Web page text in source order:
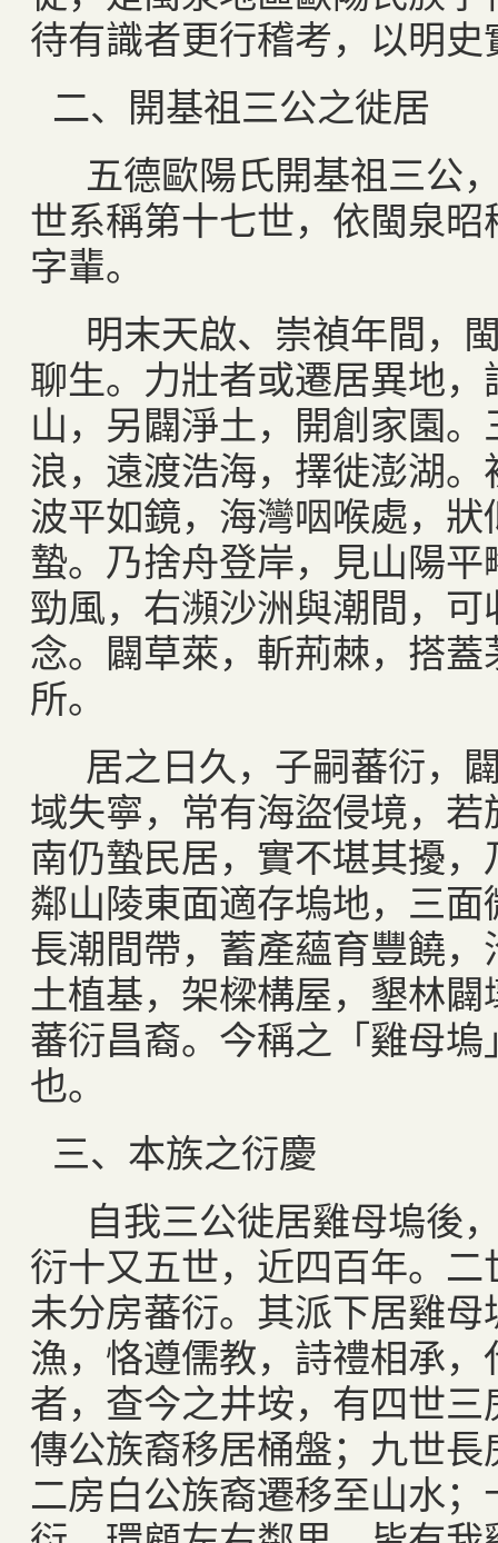
待有識者更行稽考，以明
二、開基祖三公之徙居
五德歐陽氏開基祖三公
世系稱第十七世，依閩泉
字輩。
明末天啟、崇禎年間，
聊生。力壯者或遷居異地
山，另闢淨土，開創家園
浪，遠渡浩海，擇徙澎湖
波平如鏡，海灣咽喉處，
蟄。乃捨舟登岸，見山陽
勁風，右瀕沙洲與潮間，
念。闢草萊，斬荊棘，搭
所。
居之日久，子嗣蕃衍，
域失寧，常有海盜侵境，
南仍蟄民居，實不堪其擾
鄰山陵東面適存塢地，三
長潮間帶，蓄產蘊育豐饒
土植基，架樑構屋，墾林
蕃衍昌裔。今稱之「雞母
也。
三、本族之衍慶
自我三公徙居雞母塢後
衍十又五世，近四百年。
未分房蕃衍。其派下居雞
漁，恪遵儒教，詩禮相承
者，查今之井垵，有四世
傳公族裔移居桶盤；九世
二房白公族裔遷移至山水